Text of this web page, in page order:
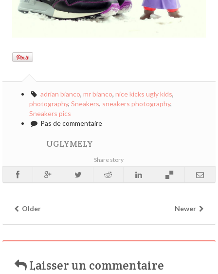
adrian bianco, mr bianco, nice kicks ugly kids,
photography, Sneakers, sneakers photography,
Sneakers pics
Pas de commentaire
UGLYMELY
Share story
Older Newer
Laisser un commentaire